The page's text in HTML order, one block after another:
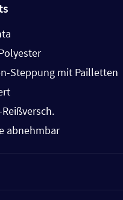
Steppung mit Pailletten
abnehmbar